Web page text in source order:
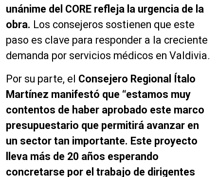
unánime del CORE refleja la urgencia de la
obra. Los consejeros sostienen que este
paso es clave para responder a la creciente
demanda por servicios médicos en Valdivia.
Por su parte, el Consejero Regional Ítalo
Martínez manifestó que “estamos muy
contentos de haber aprobado este marco
presupuestario que permitirá avanzar en
un sector tan importante. Este proyecto
lleva más de 20 años esperando
concretarse por el trabajo de dirigentes